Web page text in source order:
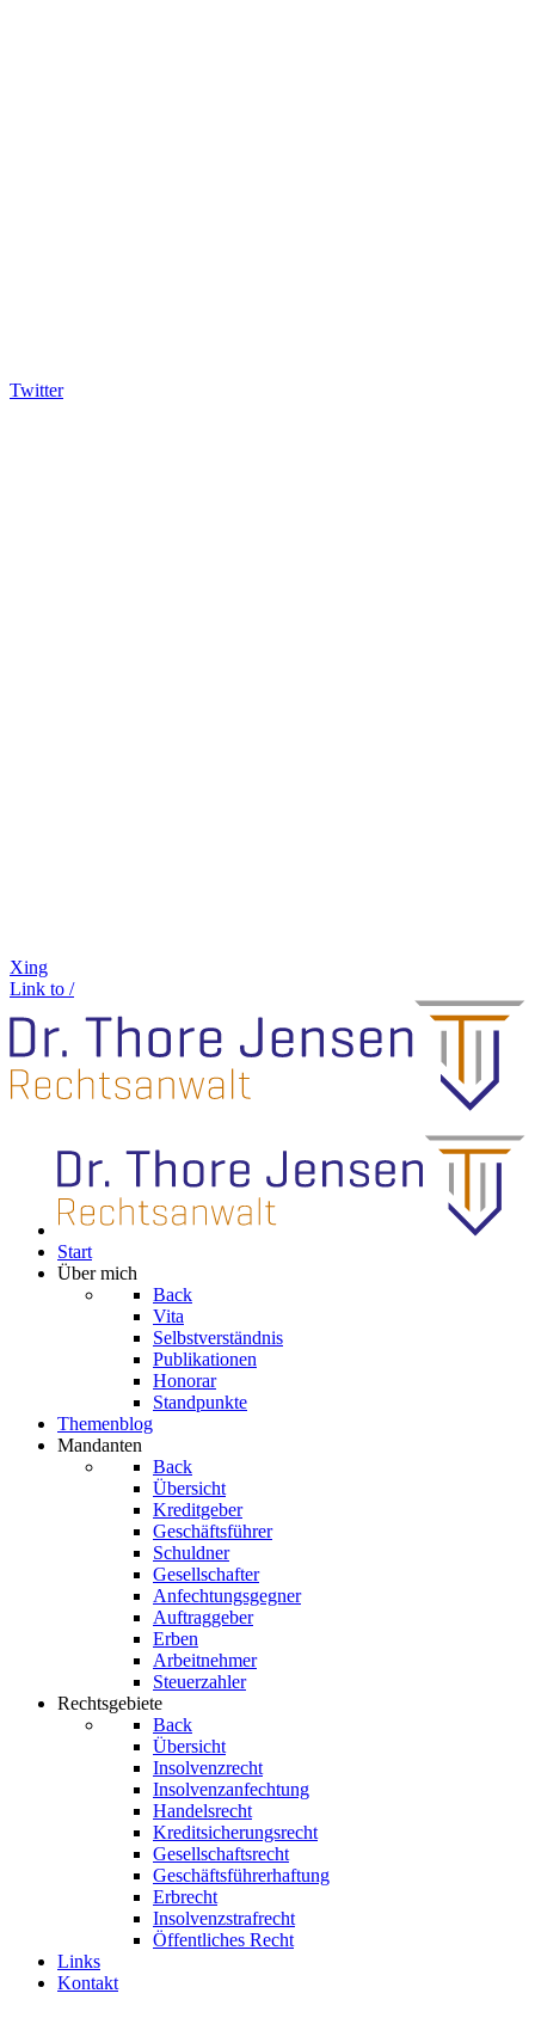
Twitter
Xing
Link to /
Start
Über mich
Back
Vita
Selbstverständnis
Publikationen
Honorar
Standpunkte
Themenblog
Mandanten
Back
Übersicht
Kreditgeber
Geschäftsführer
Schuldner
Gesellschafter
Anfechtungsgegner
Auftraggeber
Erben
Arbeitnehmer
Steuerzahler
Rechtsgebiete
Back
Übersicht
Insolvenzrecht
Insolvenzanfechtung
Handelsrecht
Kreditsicherungsrecht
Gesellschaftsrecht
Geschäftsführerhaftung
Erbrecht
Insolvenzstrafrecht
Öffentliches Recht
Links
Kontakt